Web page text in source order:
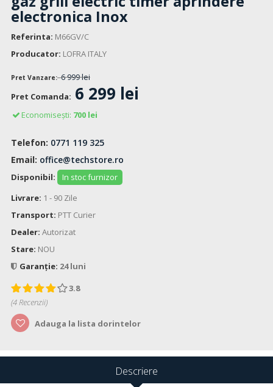
electronica Inox
Referinta: M66GV/C
Producator: LOFRA ITALY
Pret Vanzare: 6 999 lei
Pret Comanda: 6 299 lei
Economisești: 700 lei
Telefon: 0771 119 325
Email: office@techstore.ro
Disponibil:
In stoc furnizor
Livrare: 1 - 90 Zile
Transport: PTT Curier
Dealer: Autorizat
Stare: NOU
Garanție: 24 luni
3.8
(4Recenzii)
Adauga la lista dorintelor
Descriere